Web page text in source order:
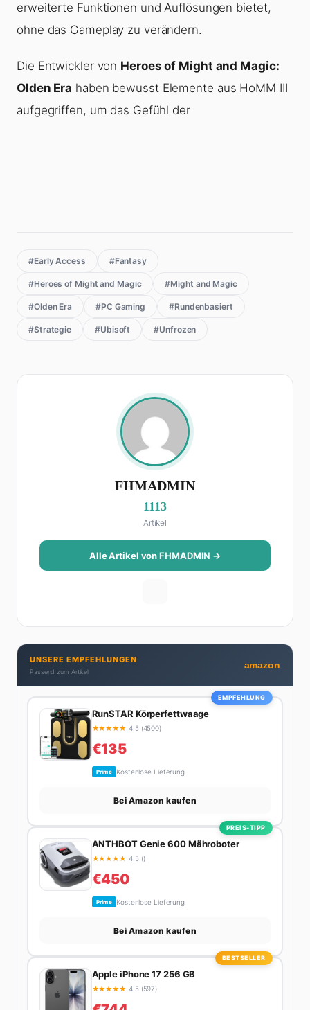
erweiterte Funktionen und Auflösungen bietet,
ohne das Gameplay zu verändern.
Die Entwickler von Heroes of Might and Magic:
Olden Era haben bewusst Elemente aus HoMM III
aufgegriffen, um das Gefühl der
#Early Access #Fantasy
#Heroes of Might and Magic #Might and Magic
#Olden Era #PC Gaming #Rundenbasiert
#Strategie #Ubisoft #Unfrozen
FHMADMIN
1113
Artikel
Alle Artikel von FHMADMIN →
UNSERE EMPFEHLUNGEN
Passend zum Artikel
amazon
EMPFEHLUNG
RunSTAR Körperfettwaage
★★★★★ 4.5 (4500)
€135
Prime Kostenlose Lieferung
Bei Amazon kaufen
PREIS-TIPP
ANTHBOT Genie 600 Mähroboter
★★★★★ 4.5 ()
€450
Prime Kostenlose Lieferung
Bei Amazon kaufen
BESTSELLER
Apple iPhone 17 256 GB
★★★★★ 4.5 (597)